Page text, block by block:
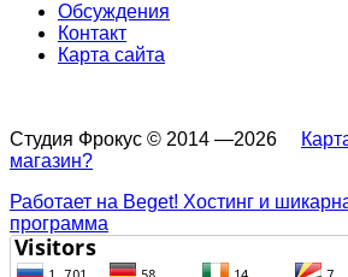
Обсуждения
Контакт
Карта сайта
Студия Фрокус © 2014 —2026
магазин?
Работает на Beget! Хостинг и
программа